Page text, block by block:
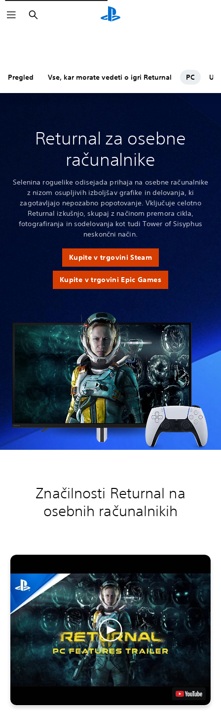
Išči
Pregled Vse, kar morate vedeti o igri Returnal PC
Returnal za osebne
računalnike
Selenina roguelike odisejada prihaja na osebne računalnike
z nizom osupljivih izboljšav grafike in delovanja, ki
zagotavljajo nepozabno popotovanje. Vključuje celotno
Returnal izkušnjo, skupaj z načinom premora cikla,
fotografiranja in sodelovanja kot tudi Tower of Sisyphus
neskončni način.
Kupite v trgovini Steam
Kupite v trgovini Epic Games
Značilnosti Returnal na
osebnih računalnikih